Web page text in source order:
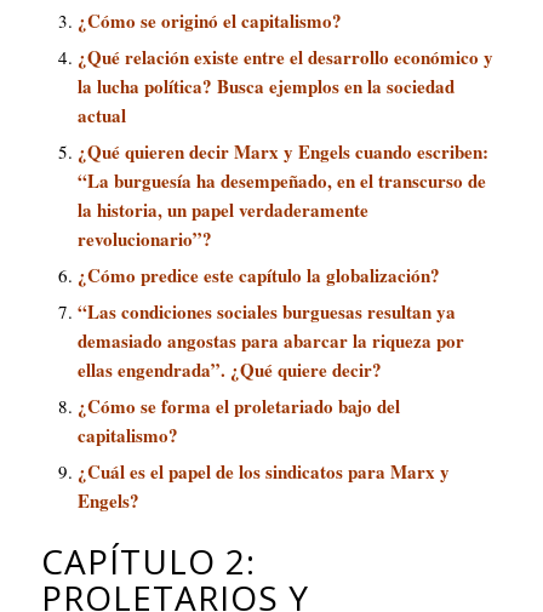
¿Cómo se originó el capitalismo?
¿Qué relación existe entre el desarrollo económico y
la lucha política? Busca ejemplos en la sociedad
actual
¿Qué quieren decir Marx y Engels cuando escriben:
“La burguesía ha desempeñado, en el transcurso de
la historia, un papel verdaderamente
revolucionario”?
¿Cómo predice este capítulo la globalización?
“Las condiciones sociales burguesas resultan ya
demasiado angostas para abarcar la riqueza por
ellas engendrada”. ¿Qué quiere decir?
¿Cómo se forma el proletariado bajo del
capitalismo?
¿Cuál es el papel de los sindicatos para Marx y
Engels?
CAPÍTULO 2:
PROLETARIOS Y